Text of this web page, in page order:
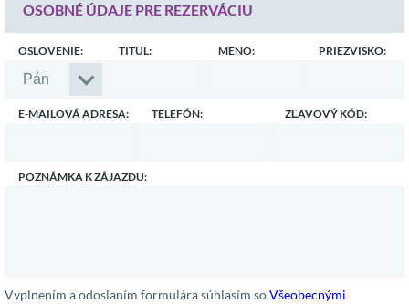
OSOBNÉ ÚDAJE PRE REZERVÁCIU
OSLOVENIE: TITUL: MENO: PRIEZVISKO:
E-MAILOVÁ ADRESA: TELEFÓN: ZĽAVOVÝ KÓD:
POZNÁMKA K ZÁJAZDU:
Vyplnením a odoslaním formulára súhlasím soVšeobecnými